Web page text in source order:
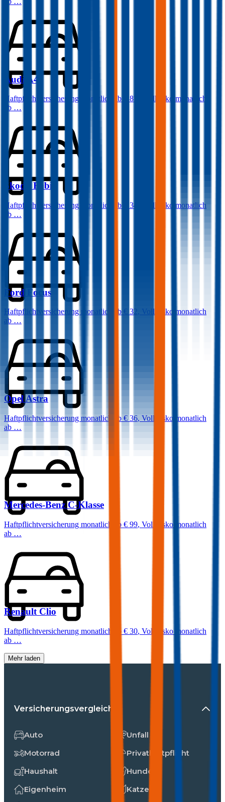
Audi A4
Haftpflichtversicherung monatlich ab € 87
Vollkasko monatlich
ab …
Skoda Fabia
Haftpflichtversicherung monatlich ab € 34
Vollkasko monatlich
ab …
Ford Focus
Haftpflichtversicherung monatlich ab € 32
Vollkasko monatlich
ab …
Opel Astra
Haftpflichtversicherung monatlich ab € 36, Vollkasko monatlich
ab …
Mercedes-Benz C-Klasse
Haftpflichtversicherung monatlich ab € 99, Vollkasko monatlich
ab …
Renault Clio
Haftpflichtversicherung monatlich ab € 30, Vollkasko monatlich
ab …
Mehr laden
Versicherungsvergleiche
Auto
Motorrad
Haushalt
Eigenheim
Unfall
Privathaftpflicht
Hunde
Katzen